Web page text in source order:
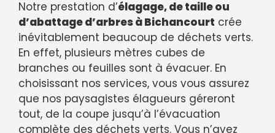
Notre prestation d’élagage, de taille ou
d’abattage d’arbres à Bichancourt crée
inévitablement beaucoup de déchets verts.
En effet, plusieurs mètres cubes de
branches ou feuilles sont à évacuer. En
choisissant nos services, vous vous assurez
que nos paysagistes élagueurs géreront
tout, de la coupe jusqu’à l’évacuation
complète des déchets verts. Vous n’avez